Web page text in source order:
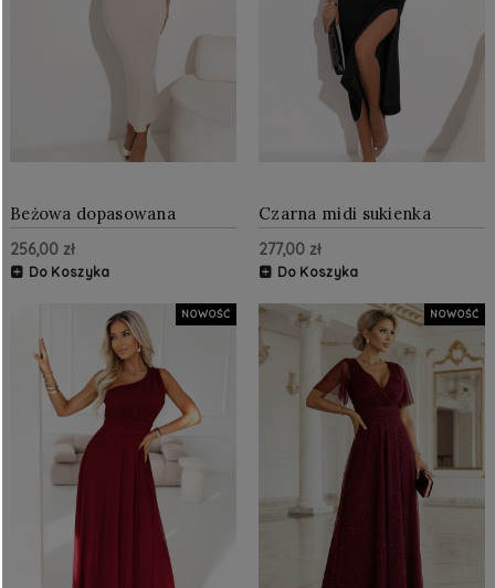
Beżowa dopasowana
sukienka midi MADELINE
256,00 zł
Do Koszyka
Czarna midi sukienka
ZELIA
277,00 zł
Do Koszyka
NOWOŚĆ NOWOŚĆ